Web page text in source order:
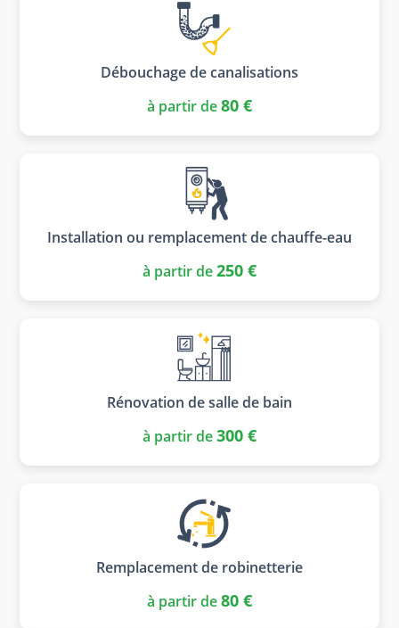
Débouchage de canalisations
à partir de80 €
Installation ou remplacement de chauffe-eau
à partir de250 €
Rénovation de salle de bain
à partir de300 €
Remplacement de robinetterie
à partir de80 €